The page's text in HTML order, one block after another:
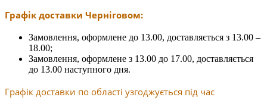
Графік доставки Черніговом:
Замовлення, оформлене до 13.00, доставляється з 13.00 –
18.00;
Замовлення, оформлене з 13.00 до 17.00, доставляється
до 13.00 наступного дня.
Графік доставки по області узгоджується під час